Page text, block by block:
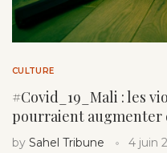
CULTURE
#Covid_19_Mali : les
pourraient augmenter
by Sahel Tribune 4 juin